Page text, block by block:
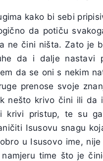
kako bi sebi
da potiču
ne čini ništa. Zato je
da i dalje nastavi
da se oni s nekim
prenose svoje
nešto krivo čini ili da
krivi pristup, te su
Isusovu snagu
u Isusovo ime,
time što je